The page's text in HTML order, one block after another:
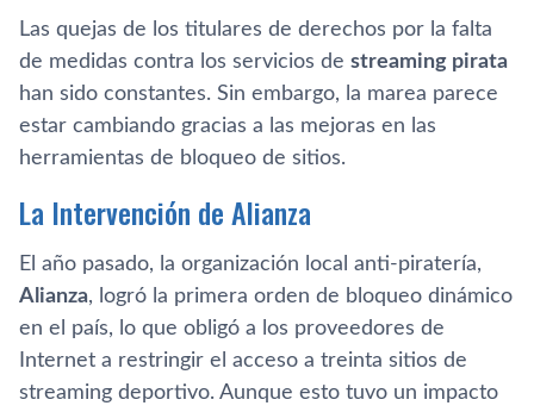
Las quejas de los titulares de derechos por la falta
de medidas contra los servicios de streaming pirata
han sido constantes. Sin embargo, la marea parece
estar cambiando gracias a las mejoras en las
herramientas de bloqueo de sitios.
La Intervención de Alianza
El año pasado, la organización local anti-piratería,
Alianza, logró la primera orden de bloqueo dinámico
en el país, lo que obligó a los proveedores de
Internet a restringir el acceso a treinta sitios de
streaming deportivo. Aunque esto tuvo un impacto